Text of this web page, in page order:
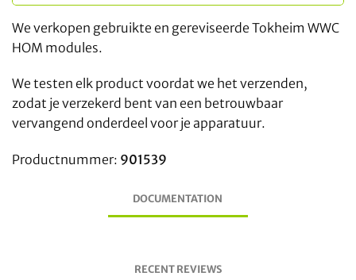
We verkopen gebruikte en gereviseerde Tokheim WWC
HOM modules.
We testen elk product voordat we het verzenden,
zodat je verzekerd bent van een betrouwbaar
vervangend onderdeel voor je apparatuur.
Productnummer: 901539
DOCUMENTATION
RECENT REVIEWS